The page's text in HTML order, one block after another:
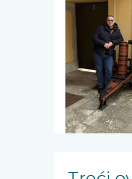
ovogodišnji